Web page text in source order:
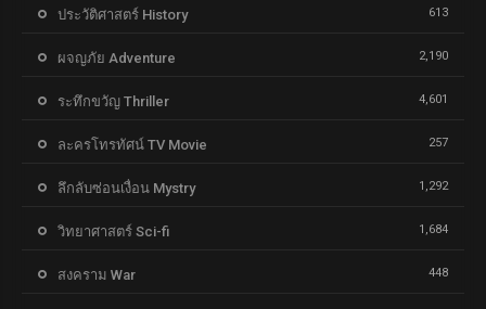
ประวัติศาสตร์ History 613
ผจญภัย Adventure 2,190
ระทึกขวัญ Thriller 4,601
ละครโทรทัศน์ TV Movie 257
ลึกลับซ่อนเงื่อน Mystry 1,292
วิทยาศาสตร์ Sci-fi 1,684
สงคราม War 448